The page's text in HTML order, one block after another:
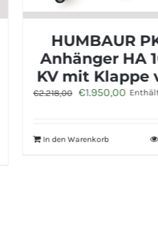
HUMBAUR PKW-
Anhänger HA 102111
KV mit Klappe vorne
Ursprünglicher
€1.950,00Aktueller
Enthält 19% MwSt.
In den Warenkorb Quick View